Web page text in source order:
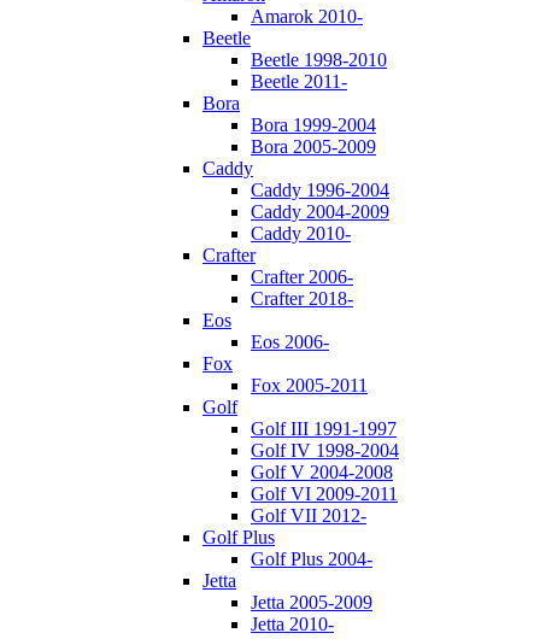
Amarok 2010-
Beetle
Beetle 1998-2010
Beetle 2011-
Bora
Bora 1999-2004
Bora 2005-2009
Caddy
Caddy 1996-2004
Caddy 2004-2009
Caddy 2010-
Crafter
Crafter 2006-
Crafter 2018-
Eos
Eos 2006-
Fox
Fox 2005-2011
Golf
Golf III 1991-1997
Golf IV 1998-2004
Golf V 2004-2008
Golf VI 2009-2011
Golf VII 2012-
Golf Plus
Golf Plus 2004-
Jetta
Jetta 2005-2009
Jetta 2010-